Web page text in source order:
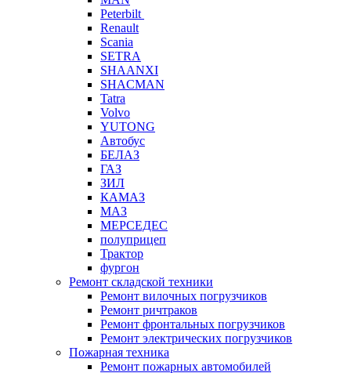
Peterbilt
Renault
Scania
SETRA
SHAANXI
SHACMAN
Tatra
Volvo
YUTONG
Автобус
БЕЛАЗ
ГАЗ
ЗИЛ
КАМАЗ
МАЗ
МЕРСЕДЕС
полуприцеп
Трактор
фургон
Ремонт складской техники
Ремонт вилочных погрузчиков
Ремонт ричтраков
Ремонт фронтальных погрузчиков
Ремонт электрических погрузчиков
Пожарная техника
Ремонт пожарных автомобилей